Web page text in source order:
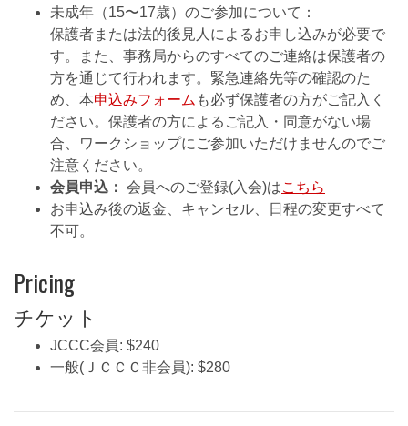
未成年（15〜17歳）のご参加について：
保護者または法的後見人によるお申し込みが必要で
す。また、事務局からのすべてのご連絡は保護者の
方を通じて行われます。緊急連絡先等の確認のた
め、本申込みフォーム も必ず保護者の方がご記入く
ださい。保護者の方によるご記入・同意がない場
合、ワークショップにご参加いただけませんのでご
注意ください。
会員申込： 会員へのご登録(入会)はこちら
お申込み後の返金、キャンセル、日程の変更すべて
不可。
Pricing
チケット
JCCC会員: $240
一般(ＪＣＣＣ非会員): $280